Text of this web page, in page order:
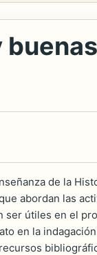
de la
abordan las
útiles en el
en la